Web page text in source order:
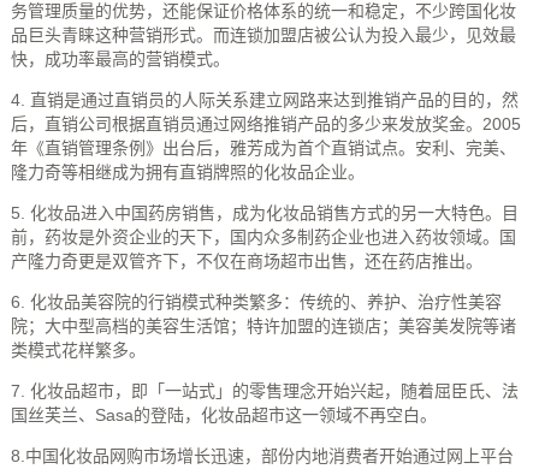
务管理质量的优势，还能保证价格体系的统一和稳定，不少跨国化妆
品巨头青睐这种营销形式。而连锁加盟店被公认为投入最少，见效最
快，成功率最高的营销模式。
4. 直销是通过直销员的人际关系建立网路来达到推销产品的目的，然
后，直销公司根据直销员通过网络推销产品的多少来发放奖金。2005
年《直销管理条例》出台后，雅芳成为首个直销试点。安利、完美、
隆力奇等相继成为拥有直销牌照的化妆品企业。
5. 化妆品进入中国药房销售，成为化妆品销售方式的另一大特色。目
前，药妆是外资企业的天下，国内众多制药企业也进入药妆领域。国
产隆力奇更是双管齐下，不仅在商场超市出售，还在药店推出。
6. 化妆品美容院的行销模式种类繁多：传统的、养护、治疗性美容
院；大中型高档的美容生活馆；特许加盟的连锁店；美容美发院等诸
类模式花样繁多。
7. 化妆品超市，即「一站式」的零售理念开始兴起，随着屈臣氏、法
国丝芙兰、Sasa的登陆，化妆品超市这一领域不再空白。
8.中国化妆品网购市场增长迅速，部份内地消费者开始通过网上平台